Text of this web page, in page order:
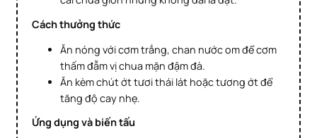
Cách thưởng thức
Ăn nóng với cơm trắng, chan nước om để cơm
thấm đẫm vị chua mặn đậm đà.
Ăn kèm chút ớt tươi thái lát hoặc tương ớt để
tăng độ cay nhẹ.
Ứng dụng và biến tấu